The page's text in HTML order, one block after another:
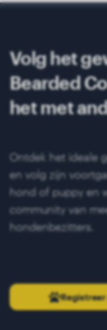
Volg het
Bearded
het met
Ontdek het ideale
en volg zijn
hond of puppy en
community van
hondenbezitters.